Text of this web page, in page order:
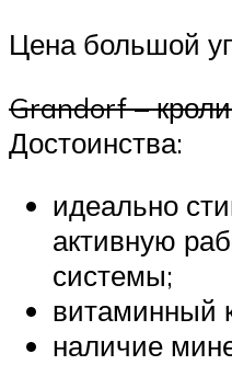
Цена большой
Grandorf –
Достоинства:
идеально
активную
системы;
витаминный
наличие